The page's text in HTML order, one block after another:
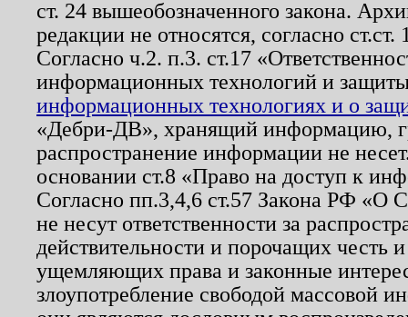
ст. 24 вышеобозначенного закона.
редакции не относятся, согласно
Согласно ч.2. п.3. ст.17
информационных технологий и
информационных технологиях и о
«Дебри-ДВ», хранящий информацию,
распространение информации не
основании ст.8 «Право на доступ к
Согласно пп.3,4,6 ст.57 Закона РФ «О
не несут ответственности за
действительности и порочащих честь
ущемляющих права и законные
злоупотребление свободой массовой